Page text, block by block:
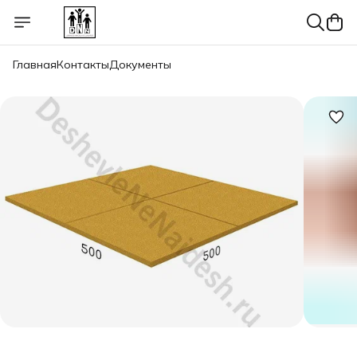
ГлавнаяКонтактыДокументы